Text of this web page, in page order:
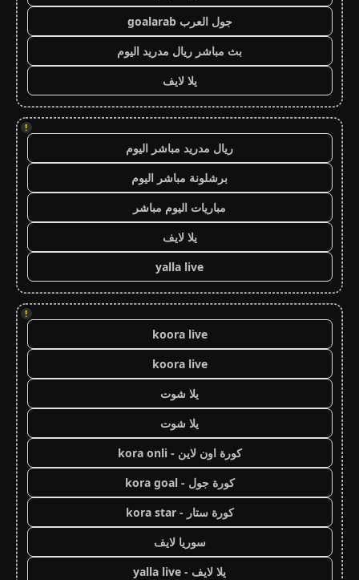
جول العرب goalarab
بث مباشر ريال مدريد اليوم
يلا لايف
!
ريال مدريد مباشر اليوم
برشلونة مباشر اليوم
مباريات اليوم مباشر
يلا لايف
yalla live
!
koora live
koora live
يلا شوت
يلا شوت
كورة اون لاين - kora onli
كورة جول - kora goal
كورة ستار - kora star
سوريا لايف
يلا لايف - yalla live